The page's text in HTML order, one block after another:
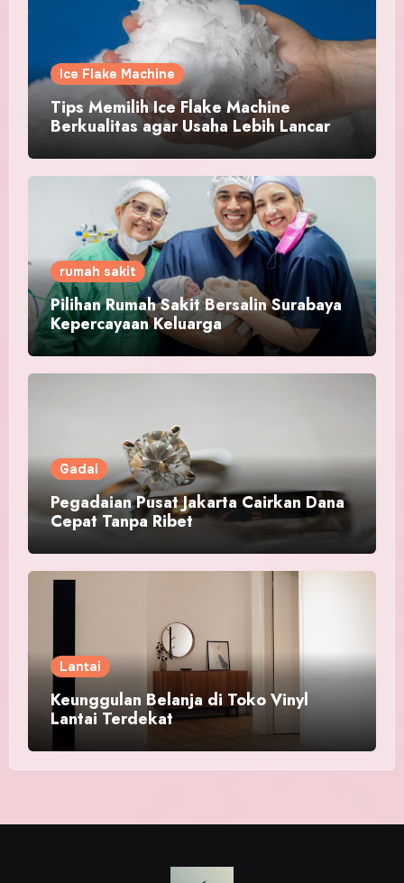
Ice Flake Machine
Tips Memilih Ice Flake Machine
Berkualitas agar Usaha Lebih Lancar
rumah sakit
Pilihan Rumah Sakit Bersalin Surabaya
Kepercayaan Keluarga
Gadai
Pegadaian Pusat Jakarta Cairkan Dana
Cepat Tanpa Ribet
Lantai
Keunggulan Belanja di Toko Vinyl
Lantai Terdekat